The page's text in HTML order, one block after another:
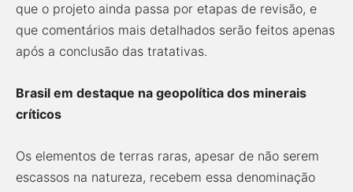
que o projeto ainda passa por etapas de revisão, e
que comentários mais detalhados serão feitos apenas
após a conclusão das tratativas.
Brasil em destaque na geopolítica dos minerais
críticos
Os elementos de terras raras, apesar de não serem
escassos na natureza, recebem essa denominação